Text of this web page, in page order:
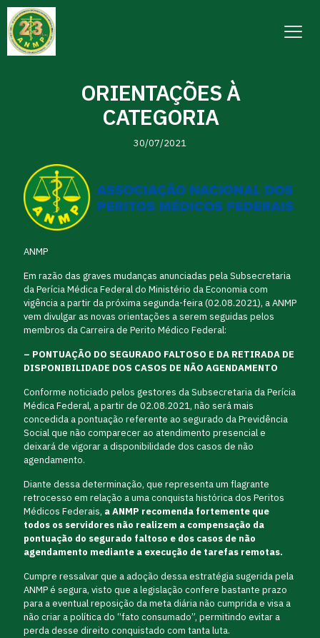
ORIENTAÇÕES À
CATEGORIA
30/07/2021
ANMP
Em razão das graves mudanças anunciadas pela Subsecretaria
da Perícia Médica Federal do Ministério da Economia com
vigência a partir da próxima segunda-feira (02.08.2021), a ANMP
vem divulgar as novas orientações a serem seguidas pelos
membros da Carreira de Perito Médico Federal:
– PONTUAÇÃO DO SEGURADO FALTOSO E DA RETIRADA DE
DISPONIBILIDADE DOS CASOS DE NÃO AGENDAMENTO
Conforme noticiado pelos gestores da Subsecretaria da Perícia
Médica Federal, a partir de 02.08.2021, não será mais
concedida a pontuação referente ao segurado da Previdência
Social que não comparecer ao atendimento presencial e
deixará de vigorar a disponibilidade dos casos de não
agendamento.
Diante dessa determinação, que representa um flagrante
retrocesso em relação a uma conquista histórica dos Peritos
Médicos Federais, a ANMP recomenda fortemente que
todos os servidores não realizem a compensação da
pontuação do segurado faltoso e dos casos de não
agendamento mediante a execução de tarefas remotas.
Cumpre ressalvar que a adoção dessa estratégia sugerida pela
ANMP é segura, visto que a legislação confere bastante prazo
para a eventual reposição da meta diária não cumprida e visa a
não criar a política do “fato consumado”, permitindo evitar a
perda desse direito conquistado com tanta luta.